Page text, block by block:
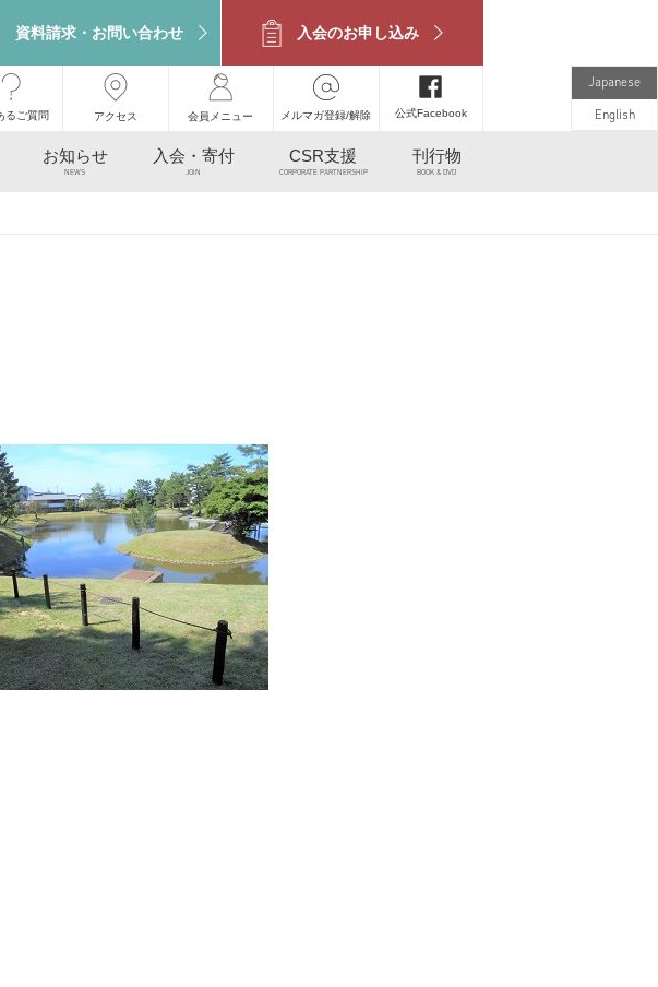
資料請求・お問い合わせ 入会のお申し込み
るご質問 アクセス 会員メニュー メルマガ登録/解除 公式Facebook
Japanese
English
お知らせ
NEWS
入会・寄付
JOIN
CSR支援
CORPORATE PARTNERSHIP
刊行物
BOOK & DVD